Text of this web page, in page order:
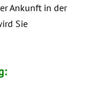
Ankunft in der
Sie